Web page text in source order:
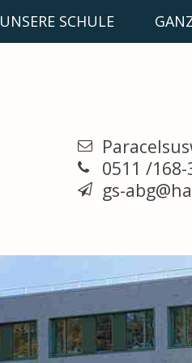
UNSERE SCHULE
0511 /168-
gs-